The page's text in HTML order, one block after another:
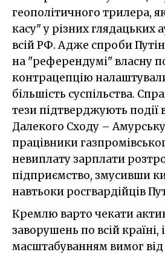
геополітичного трилера,
касу" у різних глядацьких
всій РФ. Адже спроби
на "референдумі" власну
контрацепцію
більшість суспільства.
тези підтверджують події
Далекого Сходу –
працівники
невиплату зарплати
підприємство, змусивши
навтьоки росгвардійців
Кремлю варто чекати
заворушень по всій країні,
масштабуванням вимог